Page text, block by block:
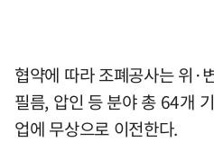
협약에 따라 조폐공사는 위·
필름, 압인 등 분야 총 64개
업에 무상으로 이전한다.